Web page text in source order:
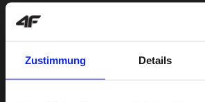
Zustimmung Details